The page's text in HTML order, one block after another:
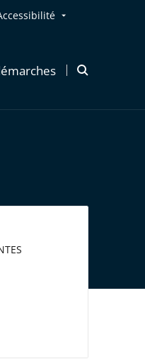
Ouvrir